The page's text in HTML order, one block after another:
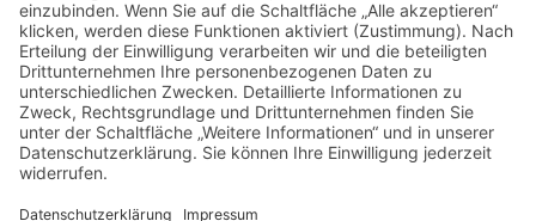
Tel.: 0 27 35 / 77 37-10
Mobil: 0160 / 97 26 35 52
E-Mail: info@regionaler-jobverbund.de
Sitemap
Jobs